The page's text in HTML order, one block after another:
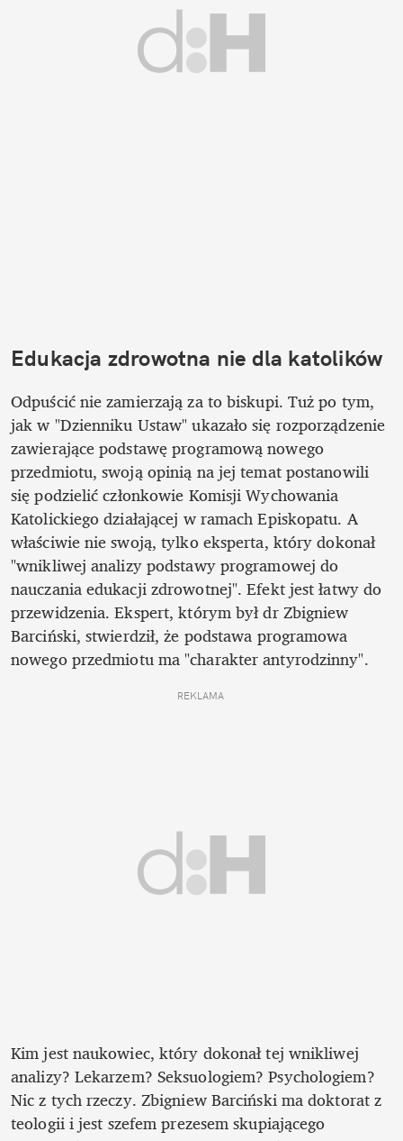
Edukacja zdrowotna nie dla katolików
Odpuścić nie zamierzają za to biskupi. Tuż po tym,
jak w "Dzienniku Ustaw" ukazało się rozporządzenie
zawierające podstawę programową nowego
przedmiotu, swoją opinią na jej temat postanowili
się podzielić członkowie Komisji Wychowania
Katolickiego działającej w ramach Episkopatu. A
właściwie nie swoją, tylko eksperta, który dokonał
"wnikliwej analizy podstawy programowej do
nauczania edukacji zdrowotnej". Efekt jest łatwy do
przewidzenia. Ekspert, którym był dr Zbigniew
Barciński, stwierdził, że podstawa programowa
nowego przedmiotu ma "charakter antyrodzinny".
REKLAMA
Kim jest naukowiec, który dokonał tej wnikliwej
analizy? Lekarzem? Seksuologiem? Psychologiem?
Nic z tych rzeczy. Zbigniew Barciński ma doktorat z
teologii i jest szefem prezesem skupiającego